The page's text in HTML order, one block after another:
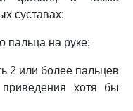
суставах:
пальца на руке;
2 или более пальцев
хотя бы